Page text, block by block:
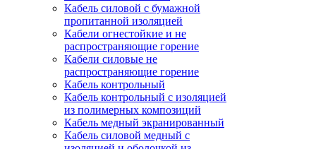
Кабель силовой с бумажной
пропитанной изоляцией
Кабели огнестойкие и не
распространяющие горение
Кабели силовые не
распространяющие горение
Кабель контрольный
Кабель контрольный с изоляцией
из полимерных композиций
Кабель медный экранированный
Кабель силовой медный с